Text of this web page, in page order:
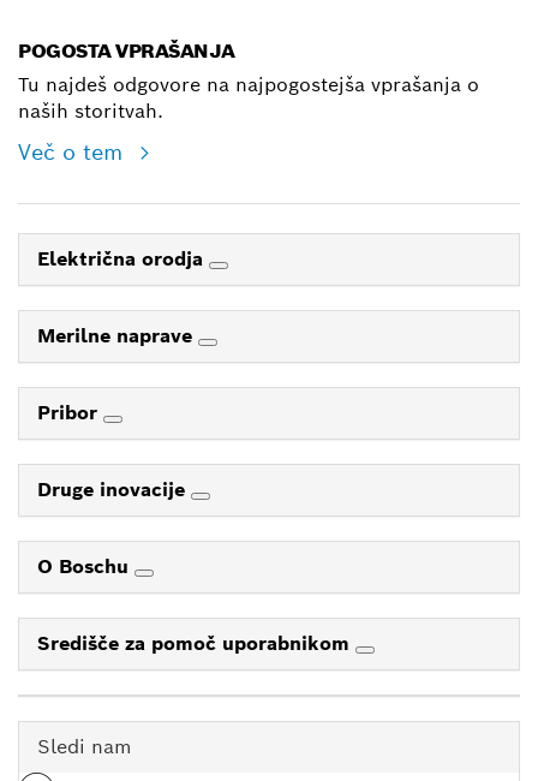
POGOSTA VPRAŠANJA
Tu najdeš odgovore na najpogostejša vprašanja o
naših storitvah.
Več o tem
Električna orodja
Merilne naprave
Pribor
Druge inovacije
O Boschu
Središče za pomoč uporabnikom
Sledi nam